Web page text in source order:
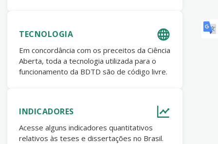
TECNOLOGIA
Em concordância com os preceitos da Ciência
Aberta, toda a tecnologia utilizada para o
funcionamento da BDTD são de código livre.
INDICADORES
Acesse alguns indicadores quantitativos
relativos às teses e dissertações no Brasil.